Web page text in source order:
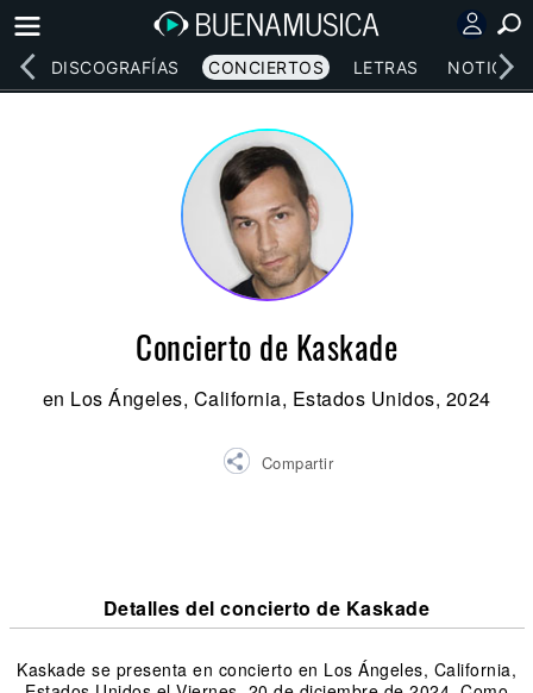
DISCOGRAFÍAS CONCIERTOS LETRAS NOTICIAS
Concierto de Kaskade
en Los Ángeles, California, Estados Unidos, 2024
Compartir
Detalles del concierto de Kaskade
Kaskade se presenta en concierto en Los Ángeles, California,